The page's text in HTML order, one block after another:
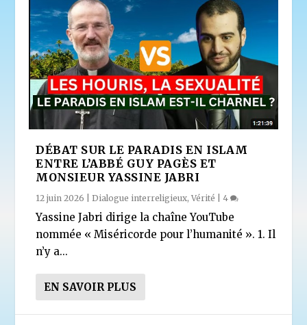
DÉBAT SUR LE PARADIS EN ISLAM
ENTRE L’ABBÉ GUY PAGÈS ET
MONSIEUR YASSINE JABRI
12 juin 2026 Dialogue interreligieux,Vérité |4
Yassine Jabri dirige la chaîne YouTube
nommée « Miséricorde pour l’humanité ». 1. Il
n’y a...
EN SAVOIR PLUS